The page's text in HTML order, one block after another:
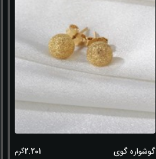
گوشواره گوی 2.201گرم